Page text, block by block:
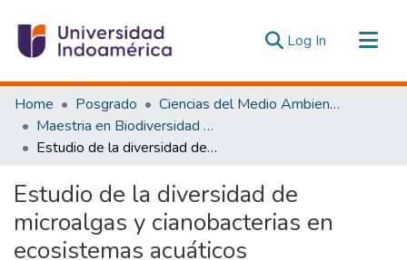
Log In (current)
Communities & Collections
All of DSpace
Statistics
Home Posgrado
Ciencias del Medio Ambiente
Maestria en Biodiversidad y Cambio Climático
Estudio de la diversidad de microalgas y cianobacterias en ecosistemas acuáticos continentales del Ecuador, para establecer la calidad del agua.
Estudio de la diversidad de
microalgas y cianobacterias en
ecosistemas acuáticos